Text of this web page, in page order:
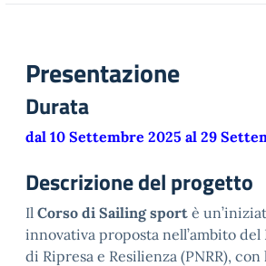
Presentazione
Durata
dal 10 Settembre 2025 al 29
Descrizione del progetto
Il Corso di Sailing sport è
innovativa proposta nell’ambito del
di Ripresa e Resilienza (PNRR),